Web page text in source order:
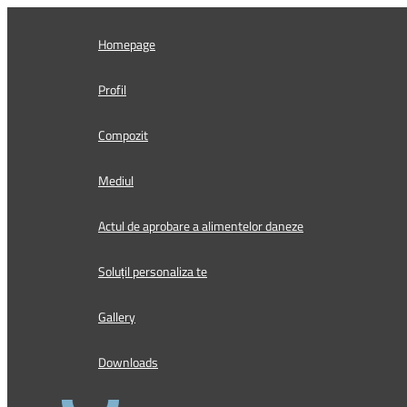
Homepage
Profil
Compozit
Mediul
Actul de aprobare a alimentelor daneze
Soluțil personaliza te
Gallery
Downloads